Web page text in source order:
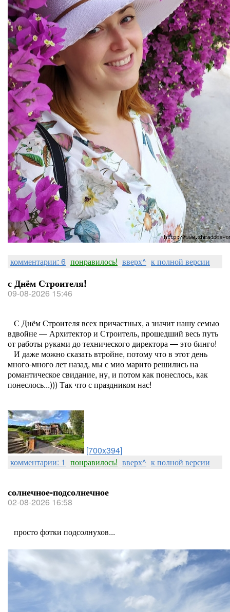
комментарии: 6 понравилось! вверх^ к полной версии
с Днём Строителя!
09-08-2026 15:46
С Днём Строителя всех причастных, а значит нашу семью
вдвойне — Архитектор и Строитель, прошедший весь путь
от работы руками до технического директора — это бинго!
И даже можно сказать втройне, потому что в этот день
много-много лет назад, мы с мио марито решились на
романтическое свидание, ну, и потом как понеслось, как
понеслось...))) Так что с праздником нас!
[700x394]
комментарии: 1 понравилось! вверх^ к полной версии
солнечное-подсолнечное
02-08-2026 16:58
просто фотки подсолнухов...